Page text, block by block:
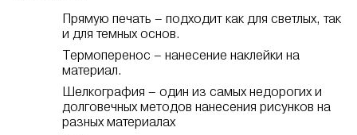
Прямую печать – подходит как для светлых, так
и для темных основ.
Термоперенос – нанесение наклейки на
материал.
Шелкография – один из самых недорогих и
долговечных методов нанесения рисунков на
разных материалах